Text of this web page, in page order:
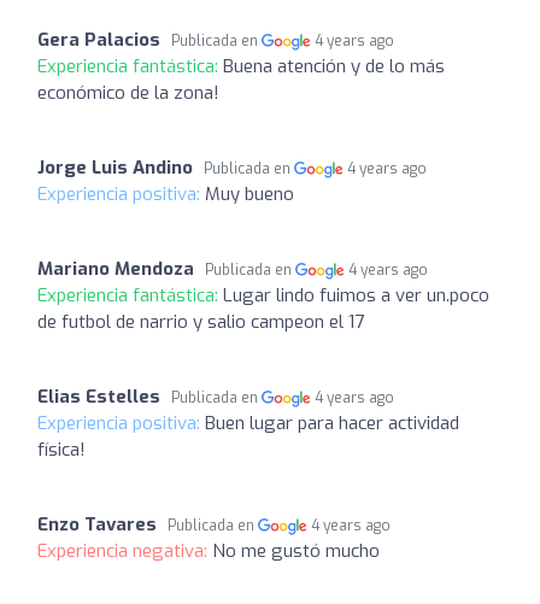
Gera Palacios Publicada en 4 years ago
Experiencia fantástica: Buena atención y de lo más
económico de la zona!
Jorge Luis Andino Publicada en 4 years ago
Experiencia positiva: Muy bueno
Mariano Mendoza Publicada en 4 years ago
Experiencia fantástica: Lugar lindo fuimos a ver un.poco
de futbol de narrio y salio campeon el 17
Elias Estelles Publicada en 4 years ago
Experiencia positiva: Buen lugar para hacer actividad
física!
Enzo Tavares Publicada en 4 years ago
Experiencia negativa: No me gustó mucho